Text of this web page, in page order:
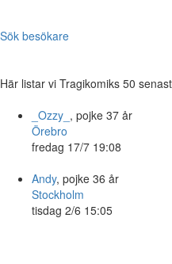
Sök besökare
Här listar vi Tragikomiks 50
_Ozzy_ , pojke 37 år
Örebro
fredag 17/7 19:08
Andy, pojke 36 år
Stockholm
tisdag 2/6 15:05